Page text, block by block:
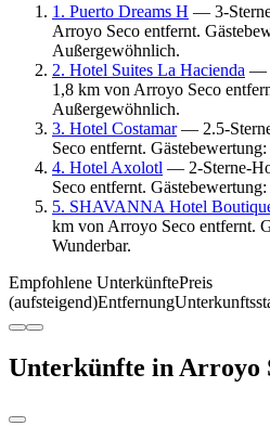
1. Puerto Dreams H — 3-
Arroyo Seco entfernt.
Außergewöhnlich.
2. Hotel Suites La Hacienda —
1,8 km von Arroyo Seco
Außergewöhnlich.
3. Hotel Costamar— 2.5-
Seco entfernt.
4. Hotel Axolotl — 2-Sterne-
Seco entfernt.
5. SHAVANNA Hotel
km von Arroyo Seco entfernt.
Wunderbar.
Empfohlene UnterkünftePreis
(aufsteigend)Entfernung
Unterkünfte in Arroyo